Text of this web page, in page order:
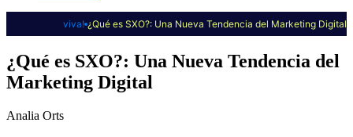
viva! ¿Qué es SXO?: Una Nueva Tendencia del Marketing Digital
¿Qué es SXO?: Una Nueva Tendencia del
Marketing Digital
Analia Orts